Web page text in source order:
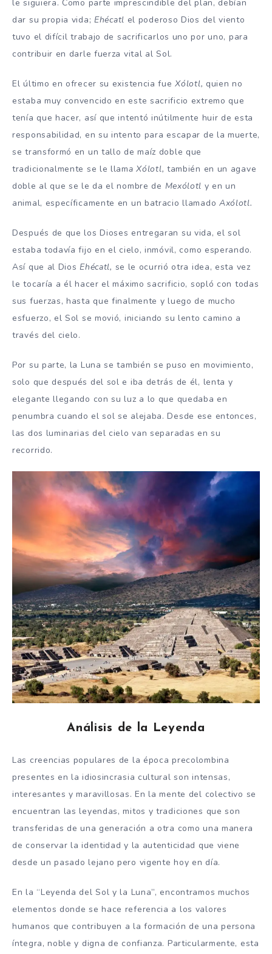
le siguiera. Como parte imprescindible del plan, debían
dar su propia vida; Ehécatl el poderoso Dios del viento
tuvo el difícil trabajo de sacrificarlos uno por uno, para
contribuir en darle fuerza vital al Sol.
El último en ofrecer su existencia fueXólotl, quien no
estaba muy convencido en este sacrificio extremo que
tenía que hacer, así que intentó inútilmente huir de esta
responsabilidad, en su intento para escapar de la muerte,
se transformó en un tallo de maíz doble que
tradicionalmente se le llama Xólotl, también en un agave
doble al que se le da el nombre de Mexólotl y en un
animal, específicamente en un batracio llamado Axólotl.
Después de que los Dioses entregaran su vida, el sol
estaba todavía fijo en el cielo, inmóvil, como esperando.
Así que al Dios Ehécatl, se le ocurrió otra idea, esta vez
le tocaría a él hacer el máximo sacrificio, sopló con todas
sus fuerzas, hasta que finalmente y luego de mucho
esfuerzo, el Sol se movió, iniciando su lento camino a
través del cielo.
Por su parte, la Luna se también se puso en movimiento,
solo que después del sol e iba detrás de él, lenta y
elegante llegando con su luz a lo que quedaba en
penumbra cuando el sol se alejaba. Desde ese entonces,
las dos luminarias del cielo van separadas en su
recorrido.
Análisis de la Leyenda
Las creencias populares de la época precolombina
presentes en la idiosincrasia cultural son intensas,
interesantes y maravillosas. En la mente del colectivo se
encuentran las leyendas, mitos y tradiciones que son
transferidas de una generación a otra como una manera
de conservar la identidad y la autenticidad que viene
desde un pasado lejano pero vigente hoy en día.
En la “Leyenda del Sol y la Luna”, encontramos muchos
elementos donde se hace referencia a los valores
humanos que contribuyen a la formación de una persona
íntegra, noble y digna de confianza. Particularmente, esta